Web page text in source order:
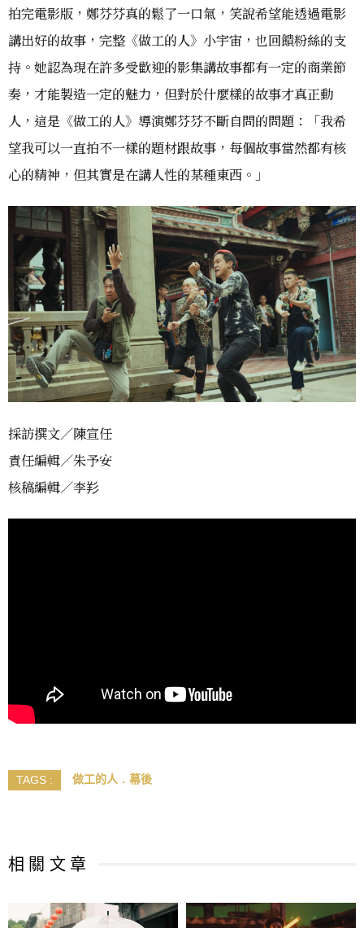
拍完電影版，鄭芬芬真的鬆了一口氣，笑說希望能透過電影
講出好的故事，完整《做工的人》小宇宙，也回饋粉絲的支
持。她認為現在許多受歡迎的影集講故事都有一定的商業節
奏，才能製造一定的魅力，但對於什麼樣的故事才真正動
人，這是《做工的人》導演鄭芬芬不斷自問的問題：「我希
望我可以一直拍不一樣的題材跟故事，每個故事當然都有核
心的精神，但其實是在講人性的某種東西。」
採訪撰文／陳宣任
責任編輯／朱予安
核稿編輯／李羏
TAGS : 做工的人 幕後
相 關 文 章